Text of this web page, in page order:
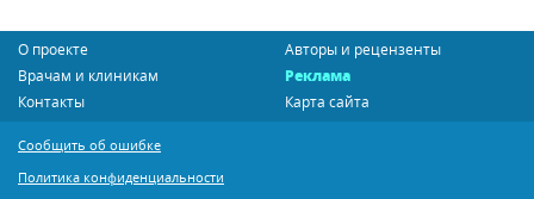
О проекте
Авторы и рецензенты
Врачам и клиникам
Реклама
Контакты
Карта сайта
Сообщить об ошибке
Политика конфиденциальности